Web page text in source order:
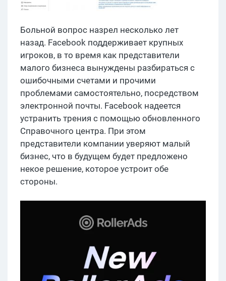
Больной вопрос назрел несколько лет
назад. Facebook поддерживает крупных
игроков, в то время как представители
малого бизнеса вынуждены разбираться с
ошибочными счетами и прочими
проблемами самостоятельно, посредством
электронной почты. Facebook надеется
устранить трения с помощью обновленного
Справочного центра. При этом
представители компании уверяют малый
бизнес, что в будущем будет предложено
некое решение, которое устроит обе
стороны.